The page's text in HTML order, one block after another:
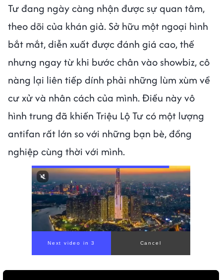
Tư đang ngày càng nhận được sự quan tâm,
theo dõi của khán giả. Sở hữu một ngoại hình
bắt mắt, diễn xuất được đánh giá cao, thế
nhưng ngay từ khi bước chân vào showbiz, cô
nàng lại liên tiếp dính phải những lùm xùm về
cư xử và nhân cách của mình. Điều này vô
hình trung đã khiến Triệu Lộ Tư có một lượng
antifan rất lớn so với những bạn bè, đồng
nghiệp cùng thời với mình.